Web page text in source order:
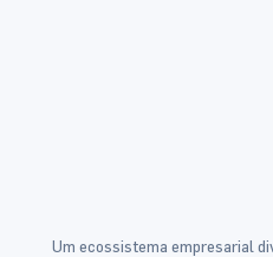
Um ecossistema empresarial